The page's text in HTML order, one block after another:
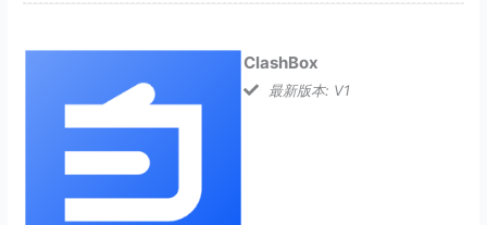
ClashBox
最新版本: V1